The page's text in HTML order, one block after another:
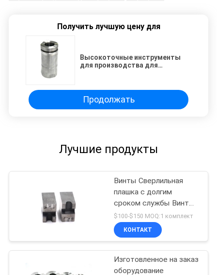
Получить лучшую цену для
Высокоточные инструменты
для производства для
Продолжать
Лучшие продукты
Винты Сверлильная
плашка с долгим
сроком службы Винты
из быстрорежущей
стали Сверлильная
плашка
$100-$150 MOQ:1 комплект
КОНТАКТ
Изготовленное на заказ
оборудование